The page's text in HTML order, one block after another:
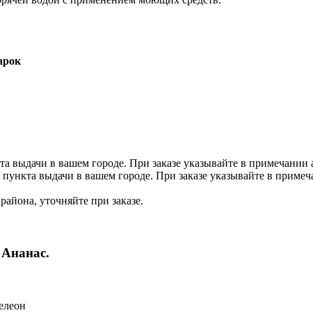
выдачи в вашем городе. При заказе указывайте в примечании
выдачи в вашем городе. При заказе указывайте в
уточняйте при заказе.